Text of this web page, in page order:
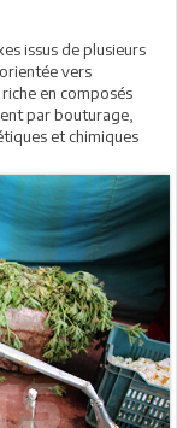
issus de plusieurs
vers
en composés
par bouturage,
et chimiques